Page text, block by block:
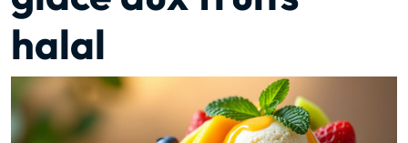
halal